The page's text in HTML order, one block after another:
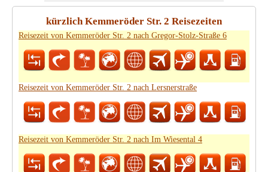
kürzlich Kemmeröder Str. 2 Reisezeiten
Reisezeit von Kemmeröder Str. 2 nach Gregor-Stolz-Straße 6
Reisezeit von Kemmeröder Str. 2 nach Lersnerstraße
Reisezeit von Kemmeröder Str. 2 nach Im Wiesental 4